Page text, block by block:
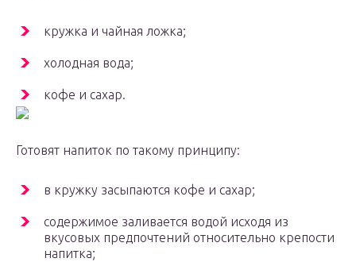
кружка и чайная ложка;
холодная вода;
кофе и сахар.
Готовят напиток по такому принципу:
в кружку засыпаются кофе и сахар;
содержимое заливается водой исходя из
вкусовых предпочтений относительно крепости
напитка;